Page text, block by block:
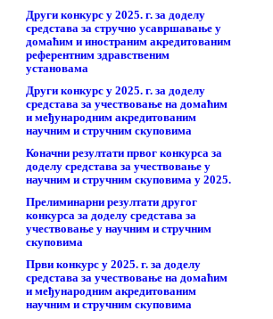
Други конкурс у 2025. г. за доделу
средстава за стручно усавршавање у
домаћим и иностраним акредитованим
референтним здравственим
установама
Други конкурс у 2025. г. за доделу
средстава за учествовање на домаћим
и међународним акредитованим
научним и стручним скуповима
Коначни резултати првог конкурса за
доделу средстава за учествовање у
научним и стручним скуповима у 2025.
Прелиминарни резултати другог
конкурса за доделу средстава за
учествовање у научним и стручним
скуповима
Први конкурс у 2025. г. за доделу
средстава за учествовање на домаћим
и међународним акредитованим
научним и стручним скуповима